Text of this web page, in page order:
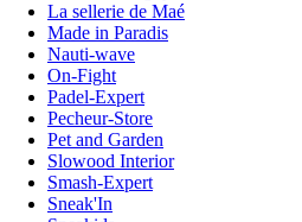
La sellerie de Maé
Made in Paradis
Nauti-wave
On-Fight
Padel-Expert
Pecheur-Store
Pet and Garden
Slowood Interior
Smash-Expert
Sneak'In